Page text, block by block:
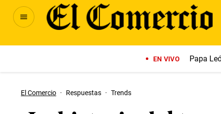
EN VIVO Papa
El Comercio · Respuestas · Trends